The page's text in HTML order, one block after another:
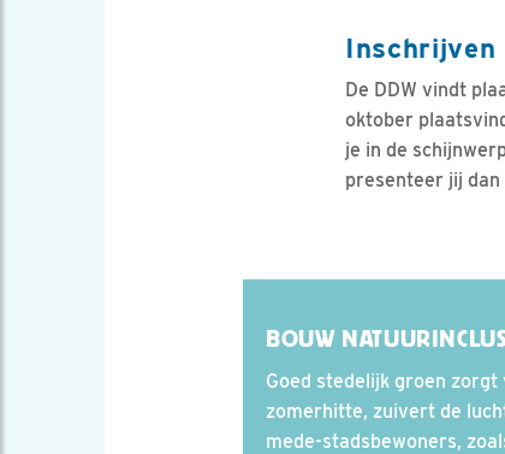
Inschrijven
De DDW vindt
oktober
je in de
presenteer jij dan
BOUW
Goed stedelijk groen
zomerhitte, zuivert de
mede-stadsbewoners,